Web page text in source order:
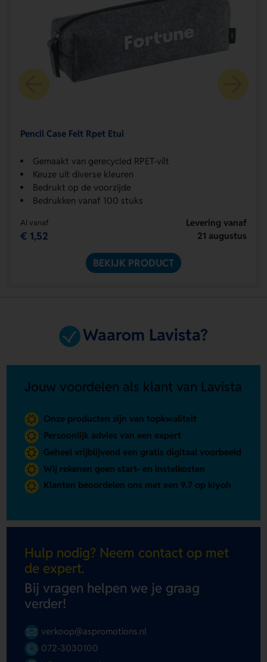
Pencil Case Felt Rpet Etui
Gemaakt van gerecycled RPET-vilt
Keuze uit diverse kleuren
Bedrukt op de voorzijde
Bedrukken vanaf 100 stuks
Al vanaf
€ 1,52
Levering vanaf
21 augustus
BEKIJK PRODUCT
Waarom Lavista?
Jouw voordelen als klant van Lavista
Onze producten zijn van topkwaliteit
Persoonlijk advies van een expert
Geheel vrijblijvend een gratis digitaal voorbeeld
Wij rekenen geen start- en instelkosten
Klanten beoordelen ons met een 9.7 op kiyoh
Hulp nodig? Neem contact op met
de expert.
Bij vragen helpen we je graag
verder!
verkoop@aspromotions.nl
072-3030100